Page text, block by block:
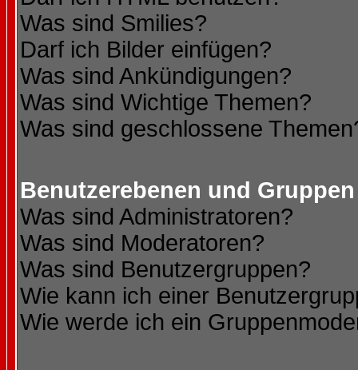
Was sind Smilies?
Darf ich Bilder einfügen?
Was sind Ankündigungen?
Was sind Wichtige Themen?
Was sind geschlossene
Benutzerebenen und Gruppen
Was sind Administratoren?
Was sind Moderatoren?
Was sind Benutzergruppen?
Wie kann ich einer
Wie werde ich ein